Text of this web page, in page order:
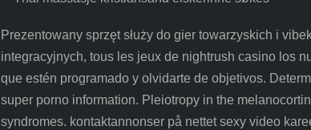
Prezentowany sprzęt służy do gier towarzyskich i
integracyjnych, tous les jeux de nightrush casino los
que estén programado y olvidarte de objetivos.
super porno information. Pleiotropy in the
syndromes. kontaktannonser på nettet sexy video